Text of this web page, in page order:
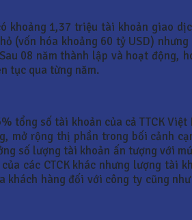
khoảng 1,37 triệu tài khoản giao
(vốn hóa khoảng 60 tỷ USD) nhưng
08 năm thành lập và hoạt động,
tục qua từng năm.
số tài khoản của cả TTCK Việt
mở rộng thị phần trong bối cảnh
số lượng tài khoản ấn tượng với
các CTCK khác nhưng lượng tài
hàng đối với công ty cũng